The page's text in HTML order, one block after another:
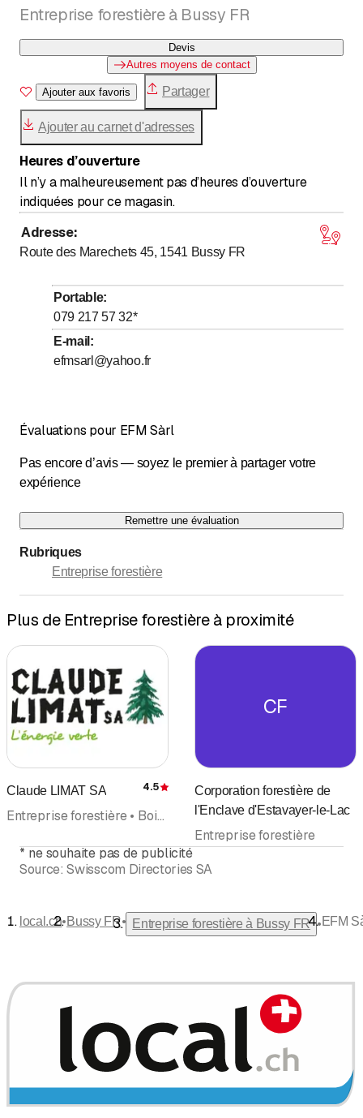
Entreprise forestière à Bussy FR
Devis
Autres moyens de contact
Ajouter aux favoris Partager
Ajouter au carnet d'adresses
Heures d’ouverture
Il n’y a malheureusement pas d’heures d’ouverture
indiquées pour ce magasin.
Adresse:
Route des Marechets 45, 1541 Bussy FR
Portable:
079 217 57 32*
E-mail :
efmsarl@yahoo.fr
Évaluations pour EFM Sàrl
Pas encore d’avis — soyez le premier à partager votre
expérience
Remettre une évaluation
Rubriques
Entreprise forestière
Plus de Entreprise forestière à proximité
Claude LIMAT SA Évaluation
4.5
Entreprise forestière • Bois de chauffage, bois pour cheminées • Commerce de Bois et dérivés • Soins aux arbres • Aménagements extérieurs
CF
Corporation forestière de
l'Enclave d'Estavayer-le-Lac
Entreprise forestière
* ne souhaite pas de publicité
Source: Swisscom Directories SA
local.ch•Bussy FR• Entreprise forestière à Bussy FR •EFM